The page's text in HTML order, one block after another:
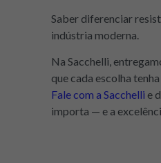
Saber diferenciar
indústria moderna.
Na Sacchelli,
que cada escolha
Fale com a Sacchelli e
importa — e a